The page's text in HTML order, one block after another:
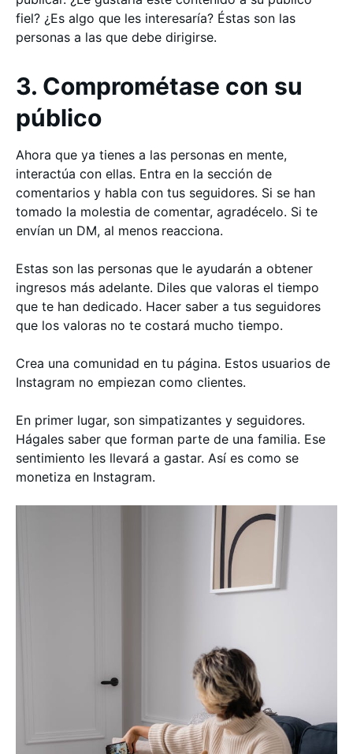
fiel? ¿Es algo que les interesaría? Éstas son las
personas a las que debe dirigirse.
3. Comprométase con su
público
Ahora que ya tienes a las personas en mente,
interactúa con ellas. Entra en la sección de
comentarios y habla con tus seguidores. Si se han
tomado la molestia de comentar, agradécelo. Si te
envían un DM, al menos reacciona.
Estas son las personas que le ayudarán a obtener
ingresos más adelante. Diles que valoras el tiempo
que te han dedicado. Hacer saber a tus seguidores
que los valoras no te costará mucho tiempo.
Crea una comunidad en tu página. Estos usuarios de
Instagram no empiezan como clientes.
En primer lugar, son simpatizantes y seguidores.
Hágales saber que forman parte de una familia. Ese
sentimiento les llevará a gastar. Así es como se
monetiza en Instagram.